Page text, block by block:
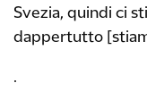
Svezia, quindi ci
dappertutto
.